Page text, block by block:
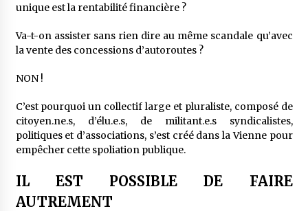
unique est la rentabilité financière ?
Va-t-on assister sans rien dire au même scandale qu’avec
la vente des concessions d’autoroutes ?
NON !
C’est pourquoi un collectif large et pluraliste, composé de
citoyen.ne.s, d’élu.e.s, de militant.e.s syndicalistes,
politiques et d’associations, s’est créé dans la Vienne pour
empêcher cette spoliation publique.
IL EST POSSIBLE DE FAIRE
AUTREMENT